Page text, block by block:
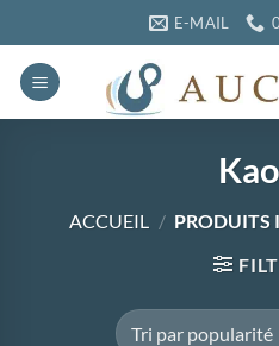
au
contenu
E-MAIL
ACCUEIL / PRODUITS